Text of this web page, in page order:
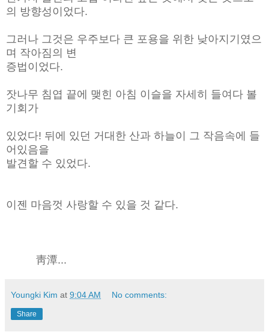
의 방향성이었다.
그러나 그것은 우주보다 큰 포용을 위한 낮아지기였으
며 작아짐의 변
증법이었다.
잣나무 침엽 끝에 맺힌 아침 이슬을 자세히 들여다 볼
기회가
있었다! 뒤에 있던 거대한 산과 하늘이 그 작음속에 들
어있음을
발견할 수 있었다.
이젠 마음껏 사랑할 수 있을 것 같다.
靑潭...
Youngki Kim at 9:04 AM No comments:
Share